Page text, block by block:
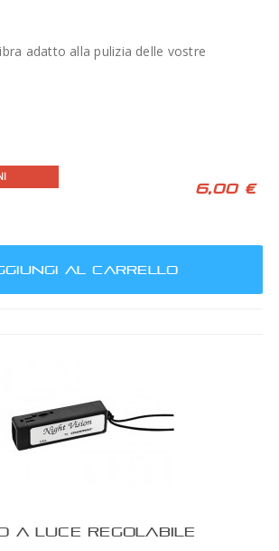
adatto alla pulizia delle vostre
6,00 €
AL CARRELLO
A LUCE REGOLABILE